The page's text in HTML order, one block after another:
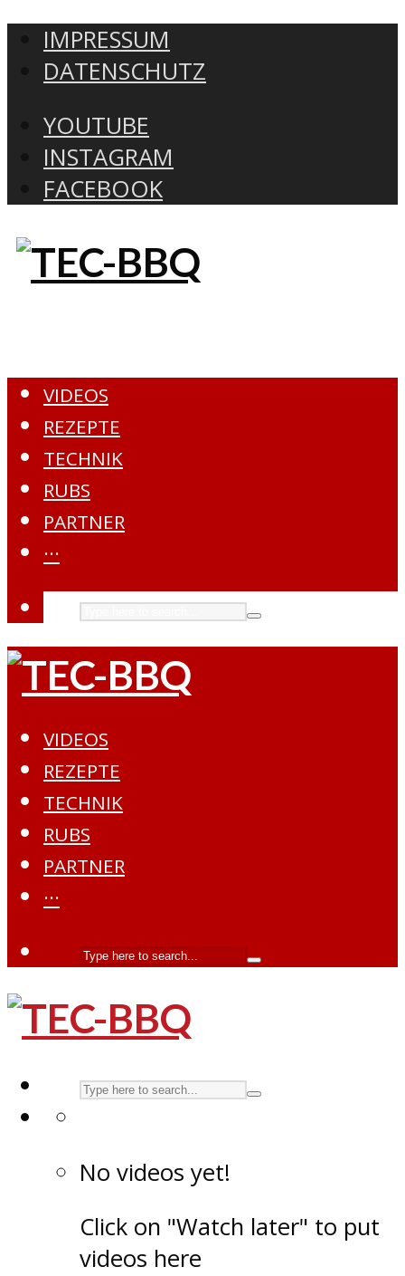
IMPRESSUM
DATENSCHUTZ
YOUTUBE
INSTAGRAM
FACEBOOK
VIDEOS
REZEPTE
TECHNIK
RUBS
PARTNER
···
VIDEOS
REZEPTE
TECHNIK
RUBS
PARTNER
···
No videos yet!
Click on "Watch later" to put
videos here